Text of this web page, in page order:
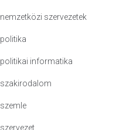
nemzetközi szervezetek
politika
politikai informatika
szakirodalom
szemle
szervezet